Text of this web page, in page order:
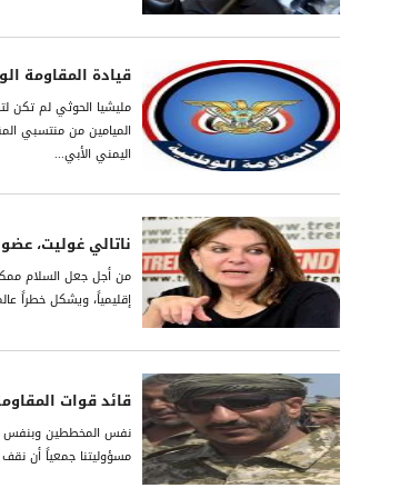
قيادة المقاومة
مليشيا الحوثي لم تكن
الميامين من منتسبي
اليمني الأبي...
ناتالي غوليت،
من أجل جعل السلام
إقليمياً، ويشكل خطراً
قائد قوات
نفس المخططين وبنفس
مسؤوليتنا جمعياً أن